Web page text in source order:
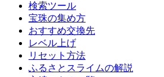
検索ツール
宝珠の集め方
おすすめ交換先
レベル上げ
リセット方法
ふるさとスライムの解説